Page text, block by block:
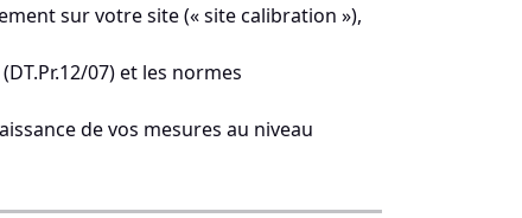
sur votre site (« site calibration »),
07) et les normes
de vos mesures au niveau